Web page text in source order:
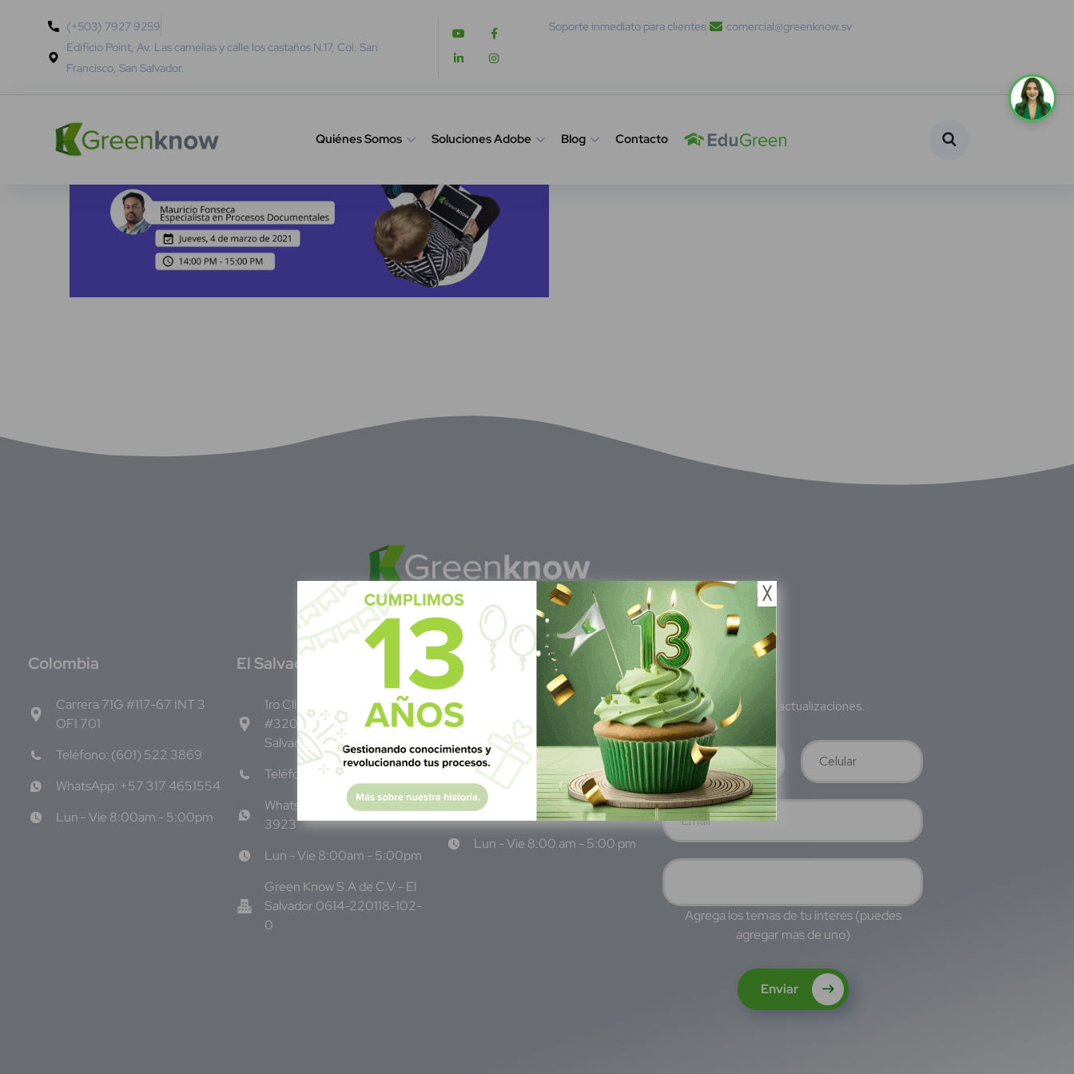
(+503) 7927 9259
Edificio Point, Av. Las camelias y calle los castaños N.17, Col. San
Francisco, San Salvador.
Soporte inmediato para clientes comercial@greenknow.sv
Quiénes Somos Soluciones Adobe Blog Contacto
Colombia
Carrera 71G #117-67 INT 3
OFI 701
Teléfono: (601) 522 3869
WhatsApp: +57 317 4651554
Lun - Vie 8:00am - 5:00pm
El Salvador
1ro Cll Pte, y 61 Av Nte,
#3206, Local 9, San
Salvador Centro
Teléfono: +503 6986 1402
WhatsApp: +503 7687
3923
Lun - Vie 8:00am - 5:00pm
Green Know S.A de C.V - El
Salvador 0614-220118-102-
0
México
Calle Pitágoras 234, Col.
Narvarte Poniente, Alcaldía
Benito Juárez, C.P. 03020,
CDMX
WhatsApp: +52 1 331 407
6342
Lun - Vie 8:00 am - 5:00 pm
Subscríbete
Suscríbete a nuestras actualizaciones.
Agrega los temas de tu interes (puedes
agregar mas de uno)
Enviar
╳